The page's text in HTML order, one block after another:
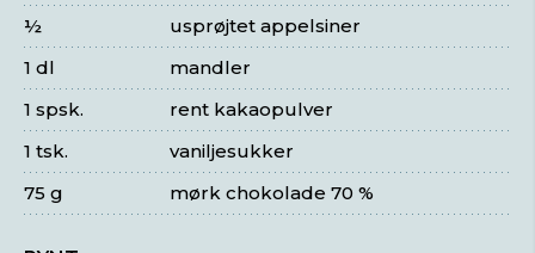
usprøjtet appelsiner
½
mandler
1 dl
rent kakaopulver
1 spsk.
vaniljesukker
1 tsk.
mørk chokolade 70 %
75 g